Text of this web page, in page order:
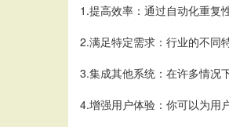
1.提高效率：通过自动化重复
2.满足特定需求：行业的不同
3.集成其他系统：在许多情况
4.增强用户体验：你可以为用